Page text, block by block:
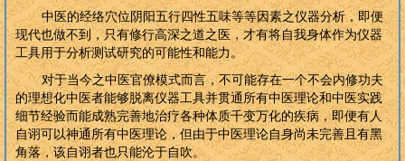
中医的经络穴位阴阳五行四性五味等等因素之仪器分析，即便
现代也做不到，只有修行高深之道之医，才有将自我身体作为仪器
工具用于分析测试研究的可能性和能力。
对于当今之中医官僚模式而言，不可能存在一个不会内修功夫
的理想化中医者能够脱离仪器工具并贯通所有中医理论和中医实践
细节经验而能成熟完善地治疗各种体质千变万化的疾病，即便有人
自诩可以神通所有中医理论，但由于中医理论自身尚未完善且有黑
角落，该自诩者也只能沦于自吹。